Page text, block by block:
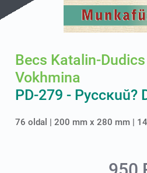
Becs Katalin-
Vokhmina
PD-279 - Pyccĸuŭ?
76 oldal | 200 mm x 280 mm |